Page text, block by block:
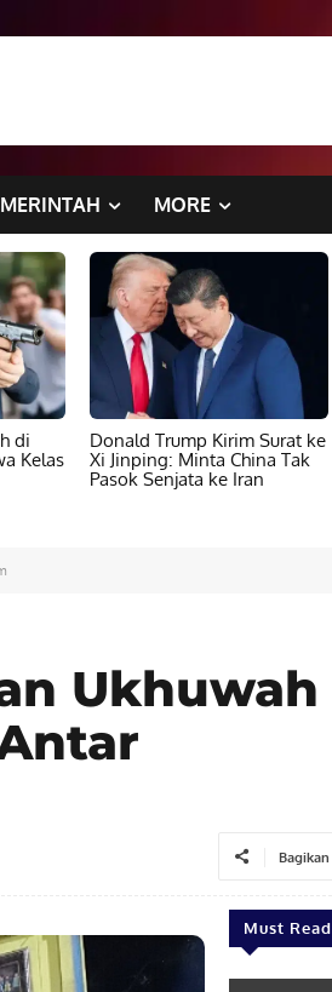
MORE
di
Kelas
Donald Trump Kirim Surat ke
Xi Jinping: Minta China Tak
Pasok Senjata ke Iran
Ukhuwah
Bagikan
Must Read